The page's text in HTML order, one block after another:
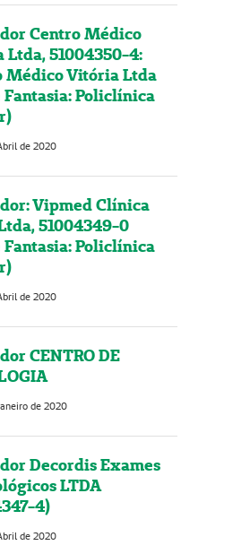
Centro Médico
51004350-4:
Médico Vitória Ltda
Fantasia: Policlínica
de 2020
Vipmed Clínica
51004349-0
Fantasia: Policlínica
de 2020
CENTRO DE
de 2020
Decordis Exames
LTDA
4)
de 2020